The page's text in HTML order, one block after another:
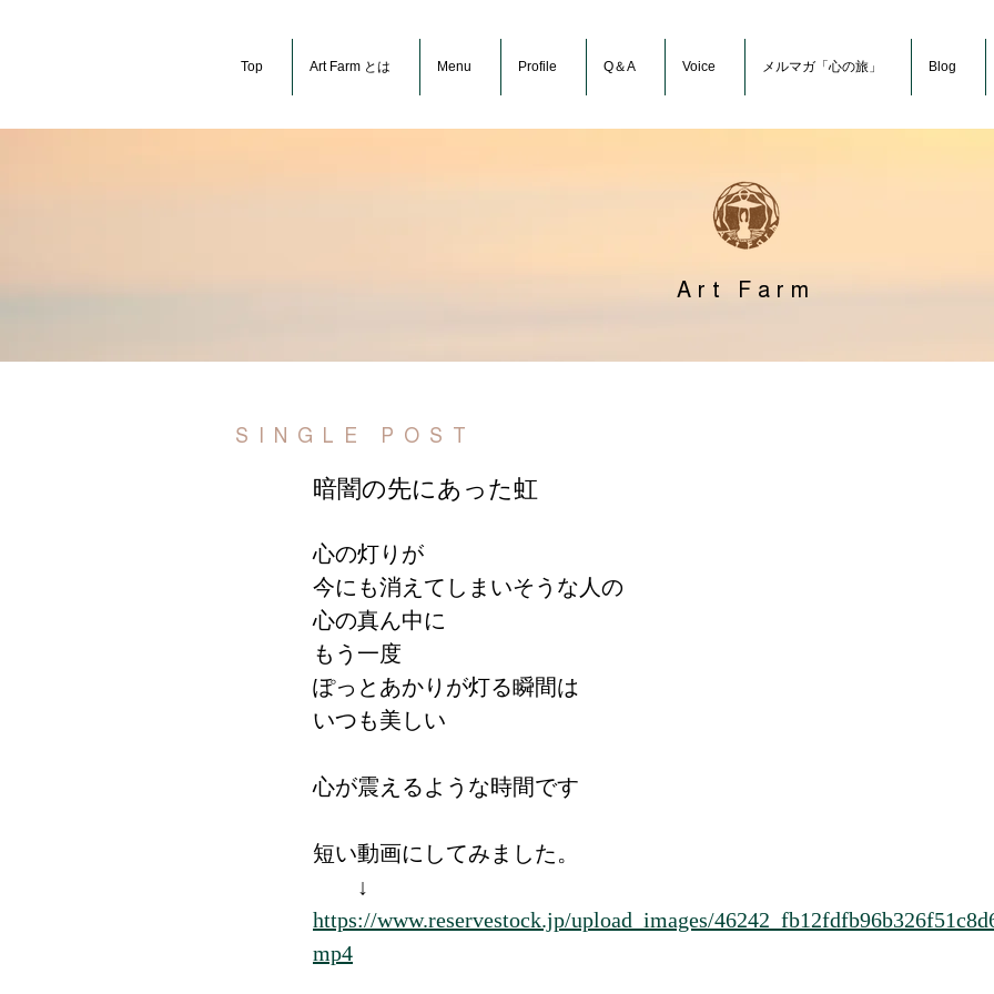
Top Art Farm とは Menu Profile Q＆A Voice メルマガ「心の旅」 Blog
Art Farm
SINGLE POST
暗闇の先にあった虹
心の灯りが
今にも消えてしまいそうな人の
心の真ん中に
もう一度
ぽっとあかりが灯る瞬間は
いつも美しい
心が震えるような時間です
短い動画にしてみました。
↓
https://www.reservestock.jp/upload_images/
mp4